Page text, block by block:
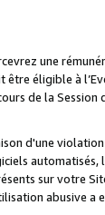
une
être éligible à
de la Session
d'une
automatisés,
sur votre
abusive a